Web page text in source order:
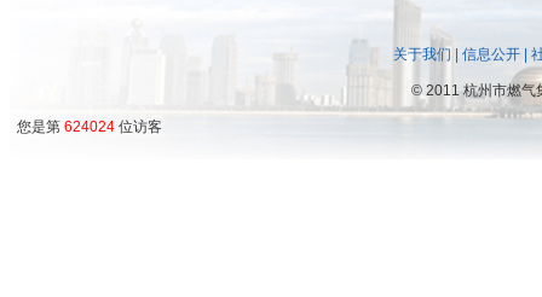
关于我们 信息公开
©2011 杭州市燃气
您是第 624024 位访客